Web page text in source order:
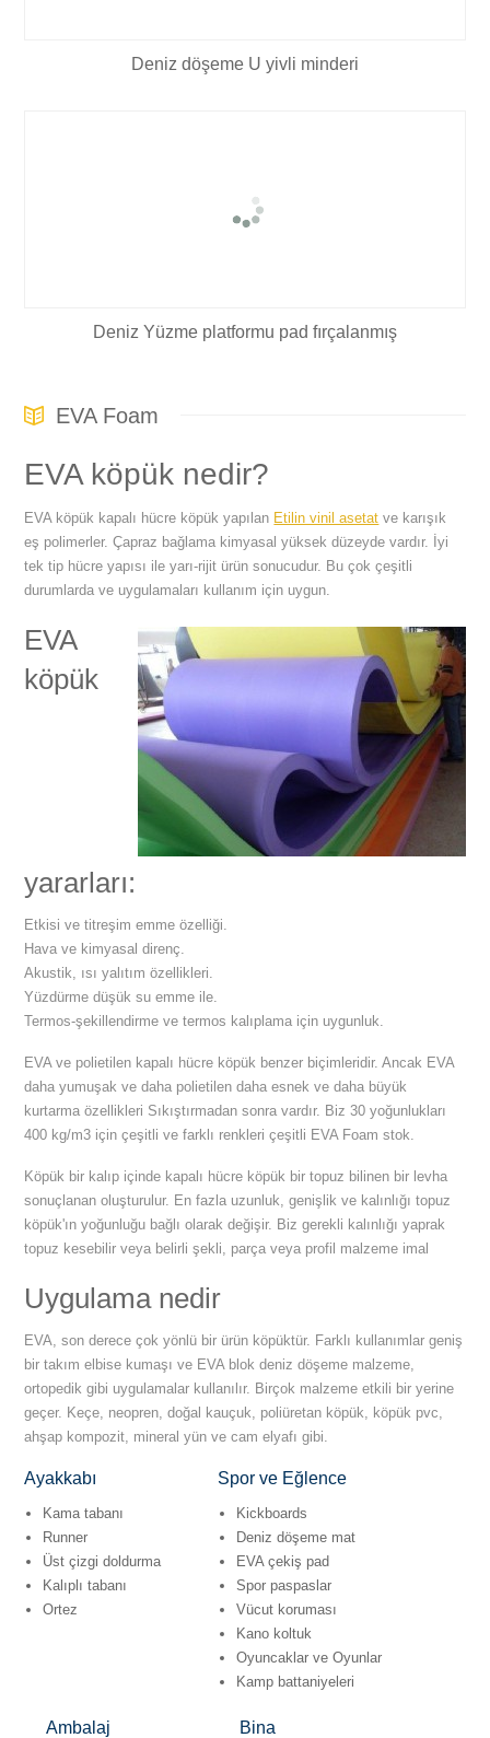
Deniz döşeme U yivli minderi
Deniz Yüzme platformu pad fırçalanmış
EVA Foam
EVA köpük nedir?
EVA köpük kapalı hücre köpük yapılan Etilin vinil asetat ve karışık
eş polimerler. Çapraz bağlama kimyasal yüksek düzeyde vardır. İyi
tek tip hücre yapısı ile yarı-rijit ürün sonucudur. Bu çok çeşitli
durumlarda ve uygulamaları kullanım için uygun.
EVA
köpük
yararları:
Etkisi ve titreşim emme özelliği.
Hava ve kimyasal direnç.
Akustik, ısı yalıtım özellikleri.
Yüzdürme düşük su emme ile.
Termos-şekillendirme ve termos kalıplama için uygunluk.
EVA ve polietilen kapalı hücre köpük benzer biçimleridir. Ancak EVA
daha yumuşak ve daha polietilen daha esnek ve daha büyük
kurtarma özellikleri Sıkıştırmadan sonra vardır. Biz 30 yoğunlukları
400 kg/m3 için çeşitli ve farklı renkleri çeşitli EVA Foam stok.
Köpük bir kalıp içinde kapalı hücre köpük bir topuz bilinen bir levha
sonuçlanan oluşturulur. En fazla uzunluk, genişlik ve kalınlığı topuz
köpük'ın yoğunluğu bağlı olarak değişir. Biz gerekli kalınlığı yaprak
topuz kesebilir veya belirli şekli, parça veya profil malzeme imal
Uygulama nedir
EVA, son derece çok yönlü bir ürün köpüktür. Farklı kullanımlar geniş
bir takım elbise kumaşı ve EVA blok deniz döşeme malzeme,
ortopedik gibi uygulamalar kullanılır. Birçok malzeme etkili bir yerine
geçer. Keçe, neopren, doğal kauçuk, poliüretan köpük, köpük pvc,
ahşap kompozit, mineral yün ve cam elyafı gibi.
Ayakkabı
Kama tabanı
Runner
Üst çizgi doldurma
Kalıplı tabanı
Ortez
Spor ve Eğlence
Kickboards
Deniz döşeme mat
EVA çekiş pad
Spor paspaslar
Vücut koruması
Kano koltuk
Oyuncaklar ve Oyunlar
Kamp battaniyeleri
Ambalaj Bina